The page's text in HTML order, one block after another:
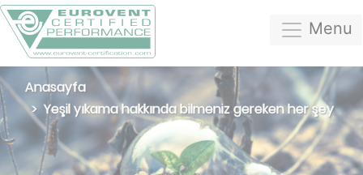
Menu
Anasayfa
Yeşil yıkama hakkında bilmeniz gereken her şey